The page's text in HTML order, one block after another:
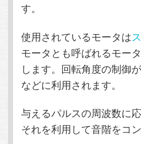
す。
使用されているモータは
モータとも呼ばれるモー
します。回転角度の制御
などに利用されます。
与えるパルスの周波数に
それを利用して音階をコ